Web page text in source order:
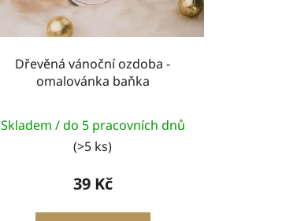
Dřevěná vánoční ozdoba -
omalovánka baňka
Skladem / do 5 pracovních dnů
(>5 ks)
39 Kč